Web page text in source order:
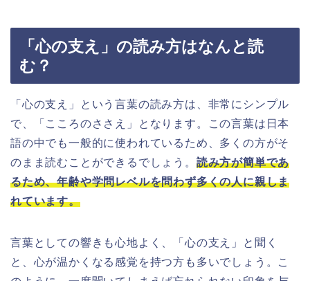
「心の支え」の読み方はなんと読
む？
「心の支え」という言葉の読み方は、非常にシンプル
で、「こころのささえ」となります。この言葉は日本
語の中でも一般的に使われているため、多くの方がそ
のまま読むことができるでしょう。 読み方が簡単であ
るため、年齢や学問レベルを問わず多くの人に親しま
れています。
言葉としての響きも心地よく、「心の支え」と聞く
と、心が温かくなる感覚を持つ方も多いでしょう。こ